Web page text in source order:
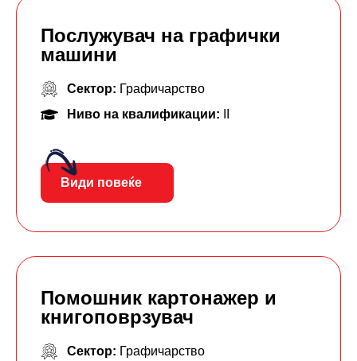
Послужувач на графички
машини
Сектор: Графичарство
Ниво на квалификации:
Види повеќе
Помошник картонажер и
книгоповрзувач
Сектор: Графичарство